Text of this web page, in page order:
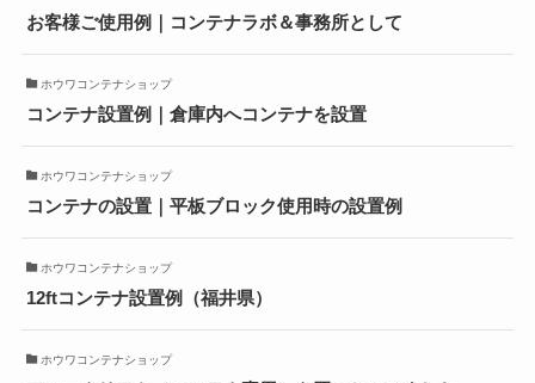
お客様ご使用例｜コンテナラボ＆事務所として
ホウワコンテナショップ
コンテナ設置例｜倉庫内へコンテナを設置
ホウワコンテナショップ
コンテナの設置｜平板ブロック使用時の設置例
ホウワコンテナショップ
12ftコンテナ設置例（福井県）
ホウワコンテナショップ